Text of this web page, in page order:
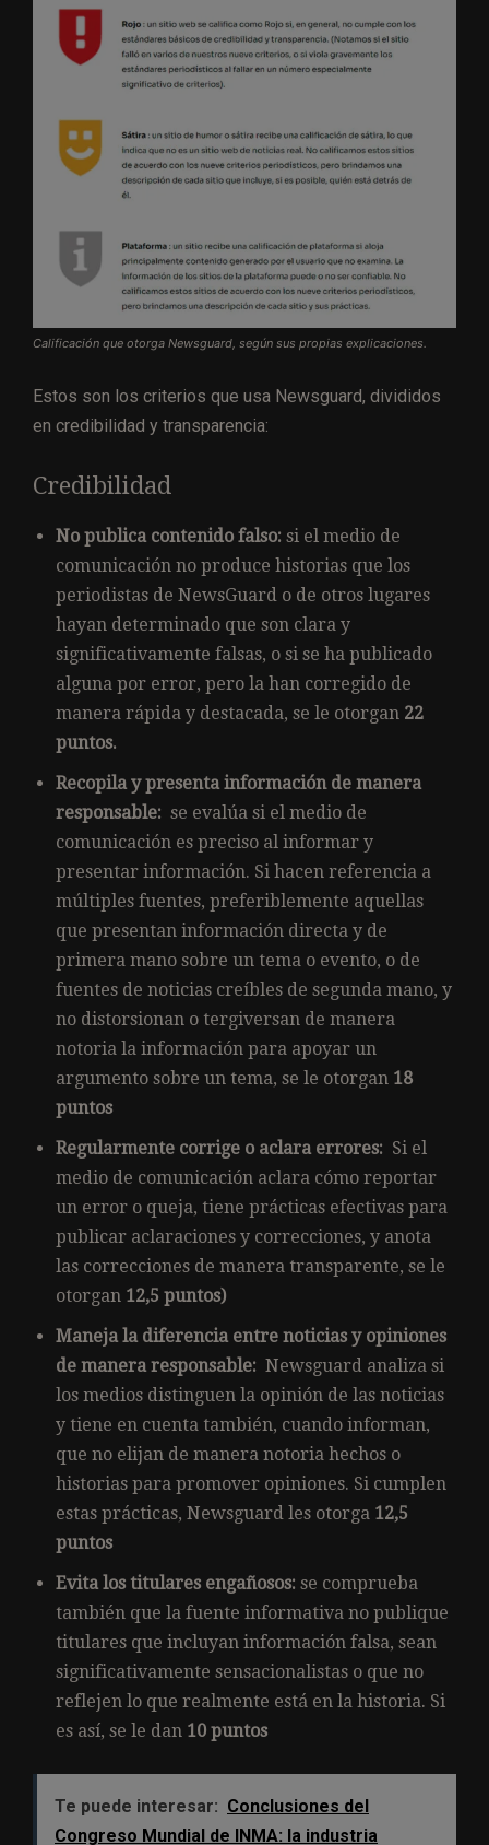
Calificación que otorga Newsguard, según sus propias explicaciones.
Estos son los criterios que usa Newsguard, divididos
en credibilidad y transparencia:
Credibilidad
No publica contenido falso: si el medio de
comunicación no produce historias que los
periodistas de NewsGuard o de otros lugares
hayan determinado que son clara y
significativamente falsas, o si se ha publicado
alguna por error, pero la han corregido de
manera rápida y destacada, se le otorgan 22
puntos.
Recopila y presenta información de manera
responsable: se evalúa si el medio de
comunicación es preciso al informar y
presentar información. Si hacen referencia a
múltiples fuentes, preferiblemente aquellas
que presentan información directa y de
primera mano sobre un tema o evento, o de
fuentes de noticias creíbles de segunda mano, y
no distorsionan o tergiversan de manera
notoria la información para apoyar un
argumento sobre un tema, se le otorgan 18
puntos
Regularmente corrige o aclara errores: Si el
medio de comunicación aclara cómo reportar
un error o queja, tiene prácticas efectivas para
publicar aclaraciones y correcciones, y anota
las correcciones de manera transparente, se le
otorgan 12,5 puntos)
Maneja la diferencia entre noticias y opiniones
de manera responsable: Newsguard analiza si
los medios distinguen la opinión de las noticias
y tiene en cuenta también, cuando informan,
que no elijan de manera notoria hechos o
historias para promover opiniones. Si cumplen
estas prácticas, Newsguard les otorga 12,5
puntos
Evita los titulares engañosos: se comprueba
también que la fuente informativa no publique
titulares que incluyan información falsa, sean
significativamente sensacionalistas o que no
reflejen lo que realmente está en la historia. Si
es así, se le dan 10 puntos
Te puede interesar: Conclusiones del
Congreso Mundial de INMA: la industria